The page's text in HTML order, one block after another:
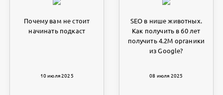
Почему вам не стоит
начинать подкаст
10 июля 2025
SEO в нише животных.
Как получить в 60 лет
получить 4.2M органики
из Google?
08 июля 2025